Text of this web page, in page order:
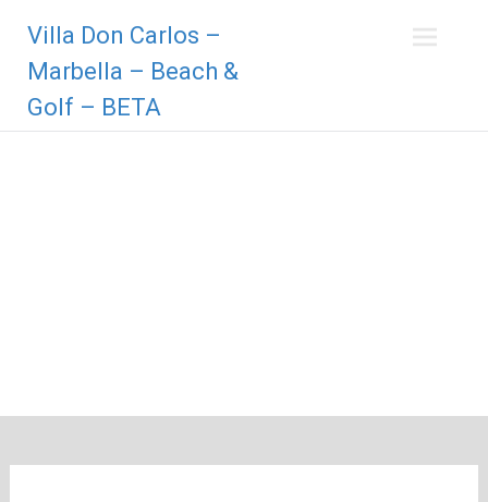
Inhalt
springen
Villa Don Carlos –
Marbella – Beach &
Golf – BETA